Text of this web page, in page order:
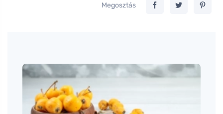
Megosztás